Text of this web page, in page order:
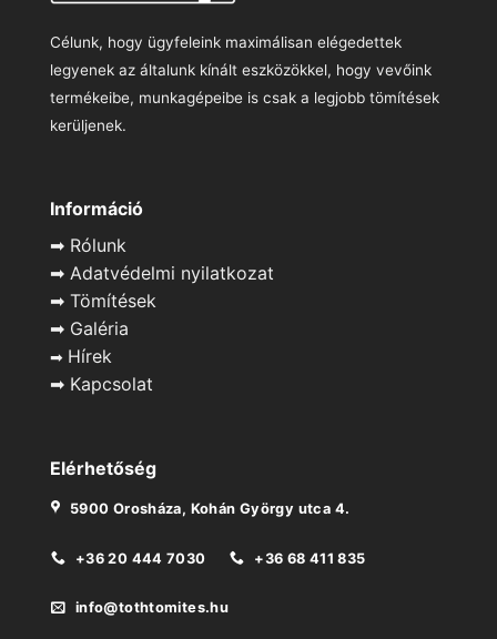
Célunk, hogy ügyfeleink maximálisan elégedettek
legyenek az általunk kínált eszközökkel, hogy vevőink
termékeibe, munkagépeibe is csak a legjobb tömítések
kerüljenek.
Információ
➡ Rólunk
➡ Adatvédelmi nyilatkozat
➡ Tömítések
➡ Galéria
➡ Hírek
➡ Kapcsolat
Elérhetőség
5900 Orosháza, Kohán György utca 4.
+36 20 444 7030 +36 68 411 835
info@tothtomites.hu